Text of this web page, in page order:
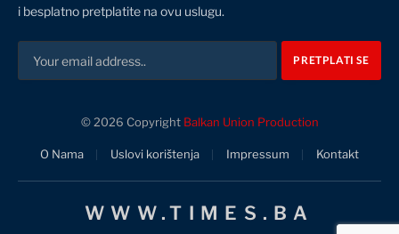
i besplatno pretplatite na ovu uslugu.
© 2026 Copyright Balkan Union Production
O Nama Uslovi korištenja Impressum Kontakt
WWW.TIMES.BA